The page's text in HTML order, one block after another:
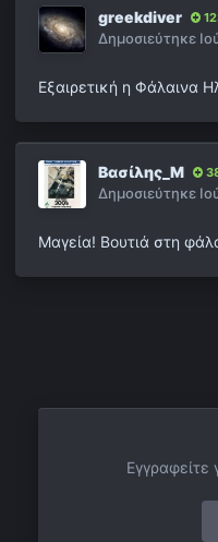
greekdiver
Δημοσιεύτηκε
Εξαιρετική η Φάλαινα
Βασίλης_Μ
Δημοσιεύτηκε
Μαγεία! Βουτιά στη
Εγγραφείτε